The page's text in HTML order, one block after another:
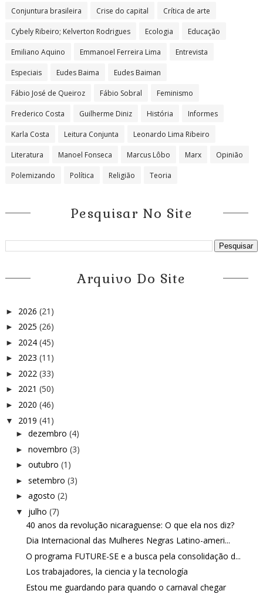
Conjuntura brasileira Crise do capital Crítica de arte
Cybely Ribeiro; Kelverton Rodrigues Ecologia Educação
Emiliano Aquino Emmanoel Ferreira Lima Entrevista
Especiais Eudes Baima Eudes Baiman
Fábio José de Queiroz Fábio Sobral Feminismo
Frederico Costa Guilherme Diniz História Informes
Karla Costa Leitura Conjunta Leonardo Lima Ribeiro
Literatura Manoel Fonseca Marcus Lôbo Marx Opinião
Polemizando Política Religião Teoria
Pesquisar No Site
Arquivo Do Site
► 2026 (21)
► 2025 (26)
► 2024 (45)
► 2023 (11)
► 2022 (33)
► 2021 (50)
► 2020 (46)
▼ 2019 (41)
► dezembro (4)
► novembro (3)
► outubro (1)
► setembro (3)
► agosto (2)
▼ julho (7)
40 anos da revolução nicaraguense: O que ela nos diz?
Dia Internacional das Mulheres Negras Latino-ameri...
O programa FUTURE-SE e a busca pela consolidação d...
Los trabajadores, la ciencia y la tecnología
Estou me guardando para quando o carnaval chegar